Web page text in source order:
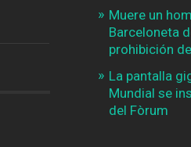
Muere un
Barceloneta
prohibición
La pantalla
Mundial se
del Fòrum